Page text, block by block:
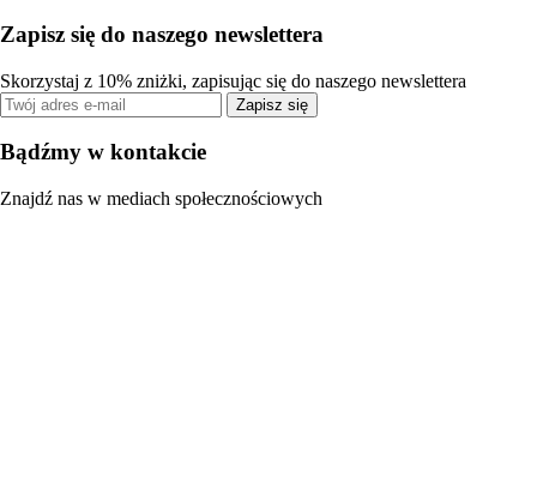
Zapisz się do naszego newslettera
Skorzystaj z 10% zniżki, zapisując się do naszego newslettera
Zapisz się
Bądźmy w kontakcie
Znajdź nas w mediach społecznościowych